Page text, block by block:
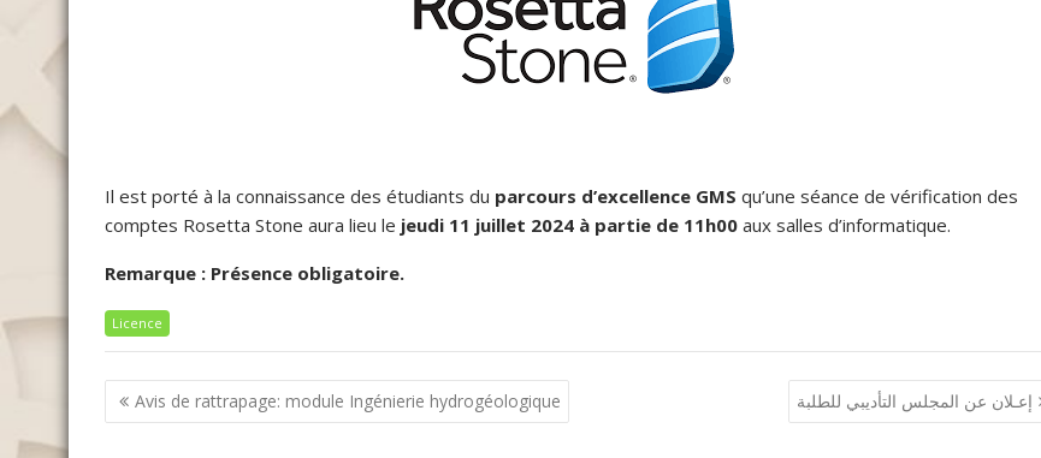
Il est porté à la connaissance des étudiants du parcours d’excellence GMS qu’une séance de vérification des
comptes Rosetta Stone aura lieu le jeudi 11 juillet 2024 à partie de 11h00 aux salles d’informatique.
Remarque : Présence obligatoire.
Licence
Navigation
de
Avis de rattrapage: module Ingénierie hydrogéologique إعـلان عن المجلس التأديبي للطلبة